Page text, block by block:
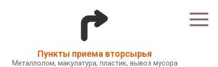
Пункты приема вторсырья
Металлолом, макулатура, пластик, вывоз мусора